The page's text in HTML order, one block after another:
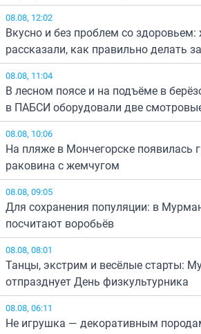
08.08, 12:02
Вкусно и без проблем со
рассказали, как правильно делать
08.08, 11:04
В лесном поясе и на подъёме в
в ПАБСИ оборудовали две
08.08, 10:06
На пляже в Мончегорске появилась
раковина с жемчугом
08.08, 09:05
Для сохранения популяции: в
посчитают воробьёв
08.08, 08:01
Танцы, экстрим и весёлые старты:
отпразднует День физкультурника
08.08, 06:11
Не игрушка — декоративным